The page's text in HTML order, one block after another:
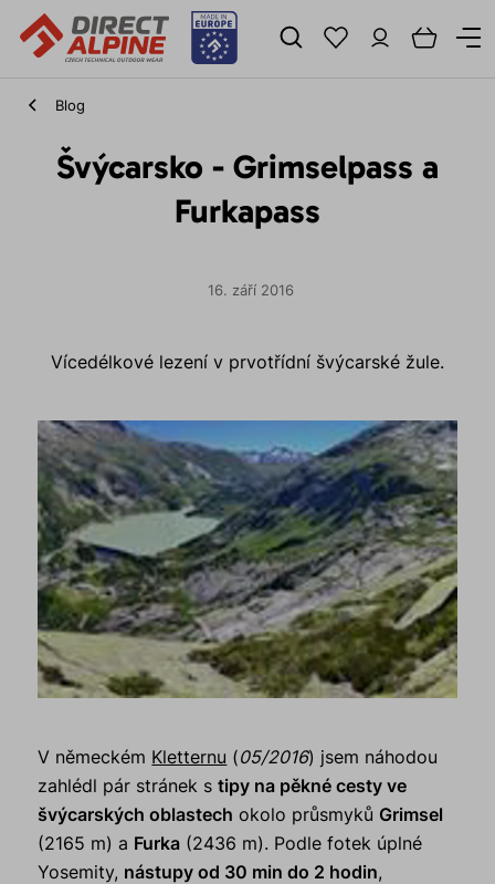
Blog
Švýcarsko - Grimselpass a
Furkapass
16. září 2016
Vícedélkové lezení v prvotřídní švýcarské žule.
V německém Kletternu (05/2016) jsem náhodou
zahlédl pár stránek stipy na pěkné cesty ve
švýcarských oblastech okolo průsmyků Grimsel
(2165 m) a Furka (2436 m). Podle fotek úplné
Yosemity, nástupy od 30 min do 2 hodin,